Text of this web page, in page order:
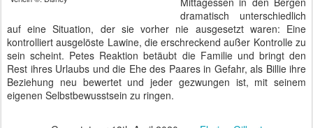
dramatisch unterschiedlich
auf eine Situation, der sie vorher nie ausgesetzt waren: Eine
kontrolliert ausgelöste Lawine, die erschreckend außer Kontrolle zu
sein scheint. Petes Reaktion betäubt die Familie und bringt den
Rest ihres Urlaubs und die Ehe des Paares in Gefahr, als Billie ihre
Beziehung neu bewertet und jeder gezwungen ist, mit seinem
eigenen Selbstbewusstsein zu ringen.